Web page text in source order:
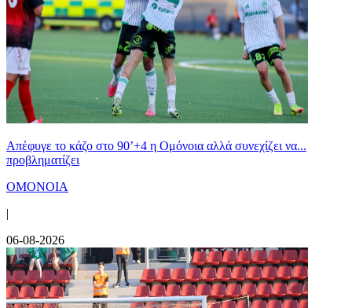
Απέφυγε το κάζο στο 90’+4 η Ομόνοια αλλά συνεχίζει να...
προβληματίζει
ΟΜΟΝΟΙΑ
|
06-08-2026